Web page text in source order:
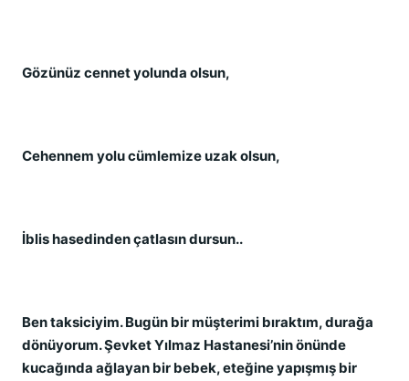
Gözünüz cennet yolunda olsun,
Cehennem yolu cümlemize uzak olsun,
İblis hasedinden çatlasın dursun..
Ben taksiciyim. Bugün bir müşterimi bıraktım, durağa
dönüyorum. Şevket Yılmaz Hastanesi’nin önünde
kucağında ağlayan bir bebek, eteğine yapışmış bir